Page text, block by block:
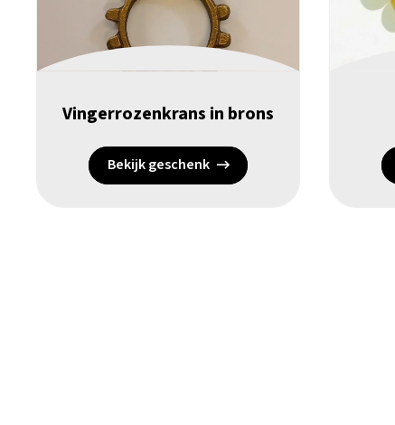
Vingerrozenkrans in brons
Bekijk geschenk